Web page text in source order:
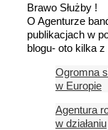
Brawo Służby !
O Agenturze
publikacjach w
blogu- oto kilka
Ogromna
w Europie
Agentura
w działaniu